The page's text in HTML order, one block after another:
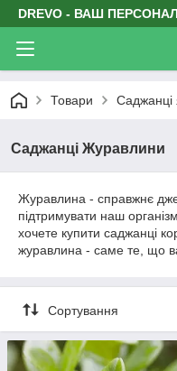
DREVO - ВАШ
Товари Саджанці
Саджанці Журавлини
Журавлина - справжнє
підтримувати наш
хочете купити саджанці
журавлина - саме те, що
Сортування